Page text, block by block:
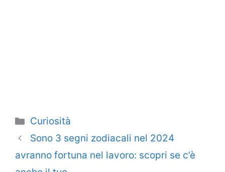
Categorie
Curiosità
Sono 3 segni zodiacali nel 2024
avranno fortuna nel lavoro: scopri se c’è